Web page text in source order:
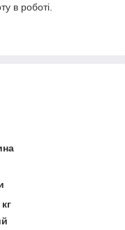
в роботі.